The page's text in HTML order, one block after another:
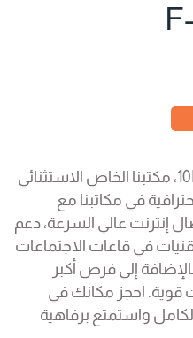
مرحبًا بكم في المكتب الخاص 10F، مكتبنا الخاص الاستثنائي
في مكاتبنا مع
إنترنت عالي السرعة، دعم
التقنيات في قاعات الاجتماعات
إلى فرص أكبر
قوية. احجز مكانك في
واستمتع برفاهية